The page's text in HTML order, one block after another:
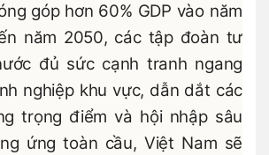
góp hơn 60% GDP vào năm
năm 2050, các tập đoàn tư
đủ sức cạnh tranh ngang
nghiệp khu vực, dẫn dắt các
trọng điểm và hội nhập sâu
ứng toàn cầu, Việt Nam sẽ